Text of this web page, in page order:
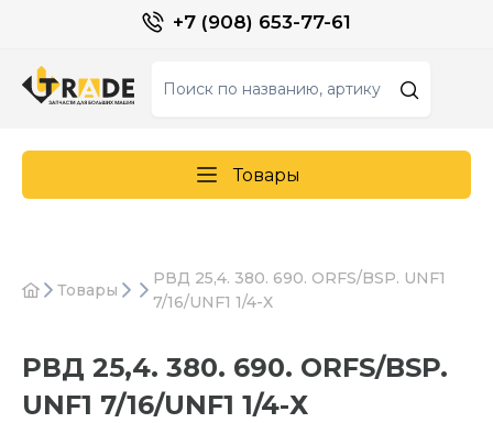
+7 (908) 653-77-61
Товары
Товары
РВД 25,4. 380. 690. ORFS/BSP. UNF1
7/16/UNF1 1/4-Х
РВД 25,4. 380. 690. ORFS/BSP.
UNF1 7/16/UNF1 1/4-Х